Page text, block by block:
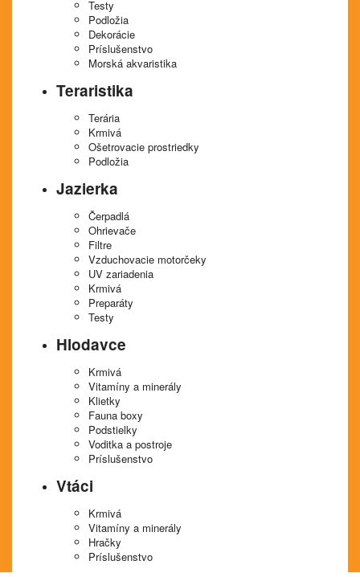
Testy
Podložia
Dekorácie
Príslušenstvo
Morská akvaristika
Teraristika
Terária
Krmivá
Ošetrovacie prostriedky
Podložia
Jazierka
Čerpadlá
Ohrievače
Filtre
Vzduchovacie motorčeky
UV zariadenia
Krmivá
Preparáty
Testy
Hlodavce
Krmivá
Vitamíny a minerály
Klietky
Fauna boxy
Podstielky
Voditka a postroje
Príslušenstvo
Vtáci
Krmivá
Vitamíny a minerály
Hračky
Príslušenstvo